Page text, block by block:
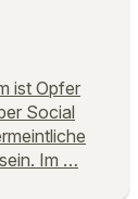
ist Opfer
Social
Im …